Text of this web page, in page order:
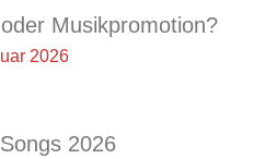
Musikpromotion?
2026
2026